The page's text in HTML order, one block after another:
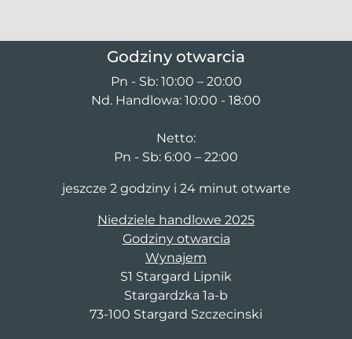
Godziny otwarcia
Pn - Sb: 10:00 – 20:00
Nd. Handlowa: 10:00 - 18:00
Netto:
Pn - Sb: 6:00 – 22:00
jeszcze 2 godziny i 24 minut otwarte
Niedziele handlowe 2025
Godziny otwarcia
Wynajem
S1 Stargard Lipnik
Stargardzka 1a-b
73-100 Stargard Szczecinski